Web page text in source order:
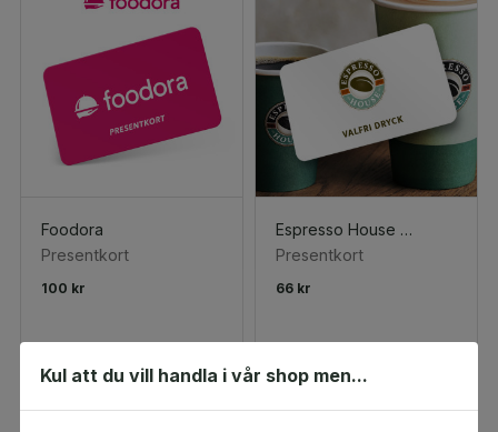
Foodora
Presentkort
100 kr
Espresso House Valfri Varm Dryck
Presentkort
66 kr
Kul att du vill handla i vår shop men...